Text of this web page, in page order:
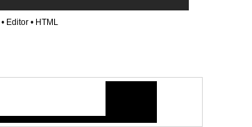
• Editor • HTML